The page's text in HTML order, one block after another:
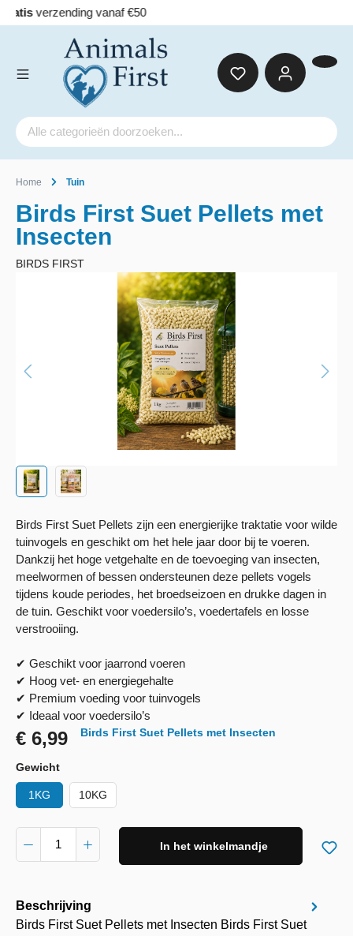
Home Tuin
Birds First Suet Pellets met
Insecten
BIRDS FIRST
Birds First Suet Pellets zijn een energierijke traktatie voor wilde
tuinvogels en geschikt om het hele jaar door bij te voeren.
Dankzij het hoge vetgehalte en de toevoeging van insecten,
meelwormen of bessen ondersteunen deze pellets vogels
tijdens koude periodes, het broedseizoen en drukke dagen in
de tuin. Geschikt voor voedersilo’s, voedertafels en losse
verstrooiing.
✔ Geschikt voor jaarrond voeren
✔ Hoog vet- en energiegehalte
✔ Premium voeding voor tuinvogels
✔ Ideaal voor voedersilo’s
€ 6,99 Birds First Suet Pellets met Insecten
Gewicht
1KG 10KG
In het winkelmandje
Beschrijving
Birds First Suet Pellets met Insecten Birds First Suet